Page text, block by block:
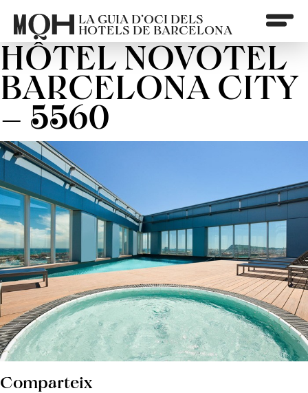
LA GUIA D’OCI DELS
HOTELS DE BARCELONA
HÔTEL NOVOTEL
BARCELONA CITY
– 5560
Comparteix